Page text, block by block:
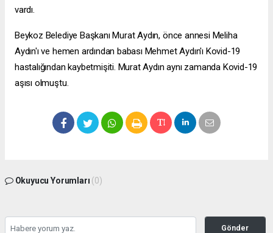
vardı.
Beykoz Belediye Başkanı Murat Aydın, önce annesi Meliha
Aydın'ı ve hemen ardından babası Mehmet Aydın'ı Kovid-19
hastalığından kaybetmişiti. Murat Aydın aynı zamanda Kovid-19
aşısı olmuştu.
Okuyucu Yorumları (0)
Gönder